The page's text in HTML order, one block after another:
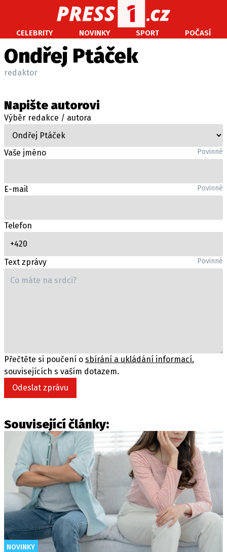
CELEBRITY NOVINKY SPORT POČASÍ
CELEBRITY NOVINKY SPORT POČASÍ
Máte příběh, fotku nebo video?
KONTAKT
Ondřej Ptáček
redaktor
Napište autorovi
Výběr redakce / autora
Vaše jméno Povinné
E-mail Povinné
Telefon
Text zprávy Povinné
Přečtěte si poučení o sbírání a ukládání informací,
souvisejících s vaším dotazem.
Odeslat zprávu
Související články:
NOVINKY